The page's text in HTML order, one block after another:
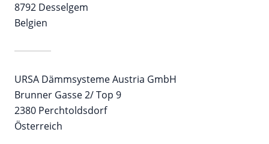
8792 Desselgem
Belgien
URSA Dämmsysteme Austria GmbH
Brunner Gasse 2/ Top 9
2380 Perchtoldsdorf
Österreich